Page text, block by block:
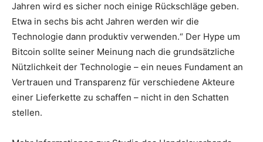
Jahren wird es sicher noch einige Rückschläge geben.
Etwa in sechs bis acht Jahren werden wir die
Technologie dann produktiv verwenden.“ Der Hype um
Bitcoin sollte seiner Meinung nach die grundsätzliche
Nützlichkeit der Technologie – ein neues Fundament an
Vertrauen und Transparenz für verschiedene Akteure
einer Lieferkette zu schaffen – nicht in den Schatten
stellen.